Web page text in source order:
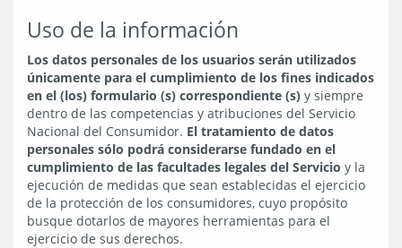
Uso de la información
Los datos personales de los usuarios serán utilizados
únicamente para el cumplimiento de los fines indicados
en el (los) formulario (s) correspondiente (s) y siempre
dentro de las competencias y atribuciones del Servicio
Nacional del Consumidor. El tratamiento de datos
personales sólo podrá considerarse fundado en el
cumplimiento de las facultades legales del Servicio y la
ejecución de medidas que sean establecidas el ejercicio
de la protección de los consumidores, cuyo propósito
busque dotarlos de mayores herramientas para el
ejercicio de sus derechos.